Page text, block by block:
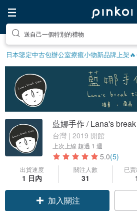
送自己一個特別的禮物
日本鑒定中古包辦公室療癒小物新品牌上架🔥
藍娜手作 / Lana's
台灣 | 2019 開館
上次上線 超過 1 週
5.0(5)
出貨速度
1 日內
關注人數
31
已
加入關注